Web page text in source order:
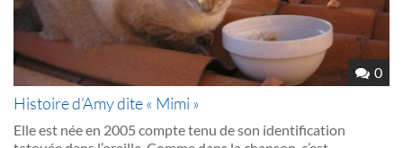
0
Histoire d’Amy dite « Mimi »
Elle est née en 2005 compte tenu de son identification